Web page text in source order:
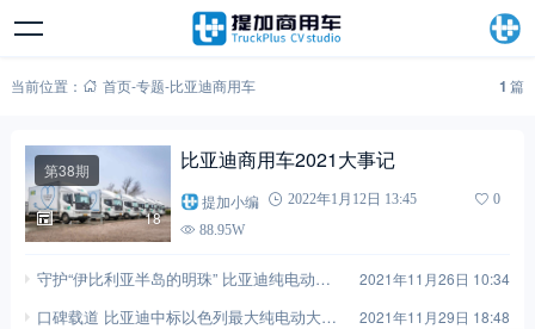
当前位置： 首页-专题-比亚迪商用车 1 篇
第38期
18
比亚迪商用车2021大事记
提加小编 2022年1月12日 13:45
0
88.95W
守护“伊比利亚半岛的明珠” 比亚迪纯电动大
巴首次驶入巴塞罗那
2021年11月26日 10:34
口碑载道 比亚迪中标以色列最大纯电动大巴
2021年11月29日 18:48